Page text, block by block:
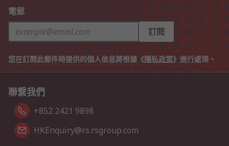
電郵
訂閱
您在訂閱此郵件時提供的個人信息將根據《隱私政策》進行處理。
聯繫我們
+852 2421 9898
HKEnquiry@rs.rsgroup.com